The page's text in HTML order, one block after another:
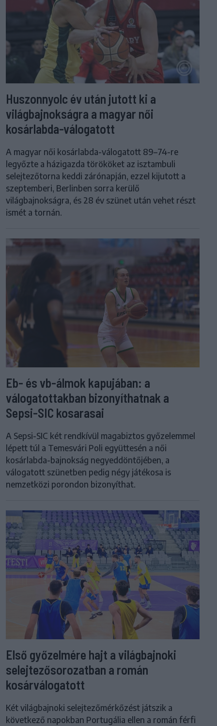
Huszonnyolc év után jutott ki a
világbajnokságra a magyar női
kosárlabda-válogatott
A magyar női kosárlabda-válogatott 89–74-re
legyőzte a házigazda törököket az isztambuli
selejtezőtorna keddi zárónapján, ezzel kijutott a
szeptemberi, Berlinben sorra kerülő
világbajnokságra, és 28 év szünet után vehet részt
ismét a tornán.
Eb- és vb-álmok kapujában: a
válogatottakban bizonyíthatnak a
Sepsi-SIC kosarasai
A Sepsi-SIC két rendkívül magabiztos győzelemmel
lépett túl a Temesvári Poli együttesén a női
kosárlabda-bajnokság negyeddöntőjében, a
válogatott szünetben pedig négy játékosa is
nemzetközi porondon bizonyíthat.
Első győzelmére hajt a világbajnoki
selejtezősorozatban a román
kosárválogatott
Két világbajnoki selejtezőmérkőzést játszik a
következő napokban Portugália ellen a román férfi